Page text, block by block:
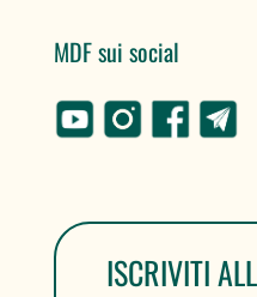
MDF sui social
ISCRIVITI